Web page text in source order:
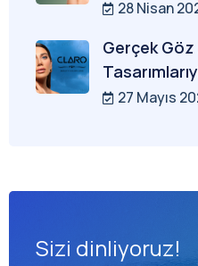
28 Nisan
Gerçek Göz
27 Mayıs
Sizi dinliyoruz!